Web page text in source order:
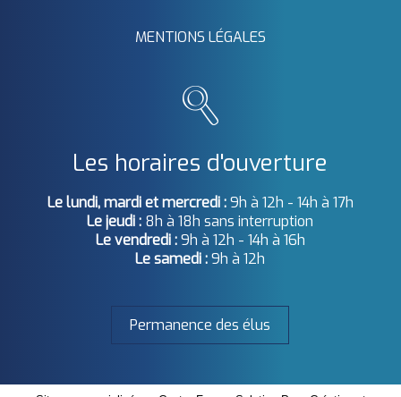
MENTIONS LÉGALES
Les horaires d'ouverture
Le lundi, mardi et mercredi :9h à 12h - 14h à 17h
Le jeudi : 8h à 18h sans interruption
Le vendredi :9h à 12h - 14h à 16h
Le samedi :9h à 12h
Permanence des élus